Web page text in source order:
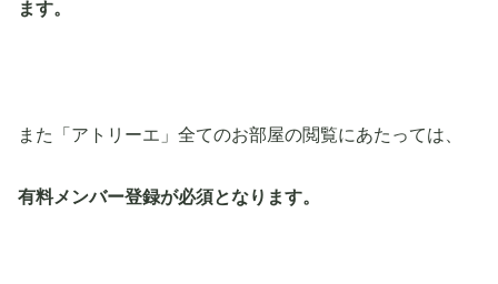
ます。
また「アトリーエ」全てのお部屋の閲覧にあたっては、
有料メンバー登録が必須となります。